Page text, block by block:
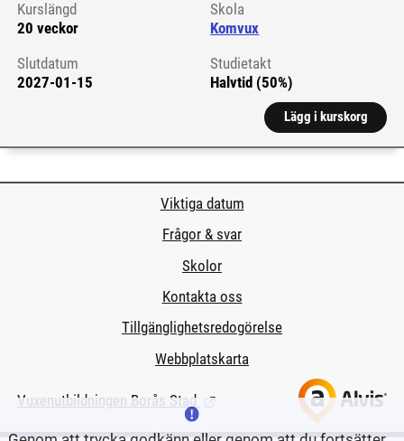
Kurslängd
20 veckor
Skola
Komvux
Slutdatum
2027-01-15
Studietakt
Halvtid (50%)
Lägg i kurskorg
Viktiga datum
Frågor & svar
Skolor
Kontakta oss
Tillgänglighetsredogörelse
Webbplatskarta
Vuxenutbildningen Borås Stad (Länk till extern sida.)